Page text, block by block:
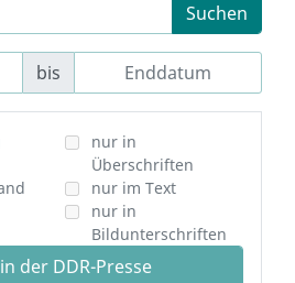
Suchen
bis
nur in
Überschriften
nur im Text
nur in
Bildunterschriften
der DDR-Presse